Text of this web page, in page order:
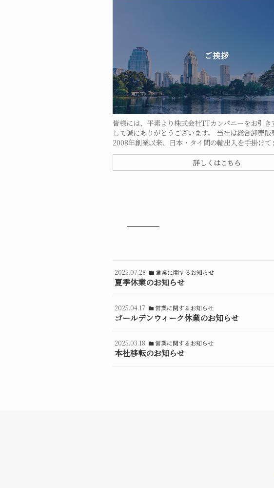
ご挨拶
皆様には、平素より株式会社TTカンパニーをお引き
して誠にありがとうございます。 当社は総合卸売販
2008年創業以来、日本・タイ間の輸出入を手掛けて
詳しくはこちら
2025.07.28 営業に関するお知らせ
夏季休業のお知らせ
2025.04.17 営業に関するお知らせ
ゴールデンウィーク休業のお知らせ
2025.03.18 営業に関するお知らせ
本社移転のお知らせ